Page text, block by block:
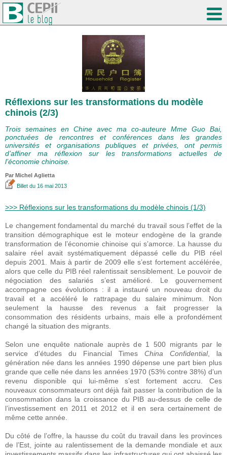
Réflexions sur les transformations du modèle
chinois (2/3)
Trois semaines en Chine avec ma co-auteure Mme Guo Bai,
ponctuées de rencontres et conférences dans les grandes
universités et organisations publiques et privées, ont permis
d’affiner ma réflexion sur les transformations actuelles de
l’économie chinoise.
Par Michel Aglietta
Billet du 16 mai 2013
>>> Réflexions sur les transformations du modèle chinois (1/3)
Le changement fondamental du marché du travail sous l’effet de la
transition démographique est le moteur endogène de la grande
transformation de l’économie chinoise qui s’amorce. La hausse du
salaire réel avait systématiquement dépassé celle du PIB réel
depuis 2001. Mais à partir de 2009 elle s’est fortement accélérée,
alors que celle du PIB réel ralentissait sensiblement. Le pouvoir de
négociation des salariés s’est amélioré. Le gouvernement
accompagne ces évolutions : il a instauré un nouveau droit du
travail et a accéléré le rattrapage du salaire minimum. Non
seulement la hausse des revenus a fait progresser la
consommation des résidents urbains, mais elle a profondément
changé la situation des migrants.
Selon une enquête nationale auprès de 1 500 migrants par le
service d’études du Financial Times China Confidential, la
génération née dans les années 1990 dépense une part bien plus
grande que celle née dans les années 1970 (53% contre 38%) d’un
revenu disponible qui lui-même s’est fortement accru. Ces
nouveaux consommateurs ont déjà fait passer la contribution de la
consommation dans la croissance du PIB au-dessus de celle de
l’investissement en 2011 et 2012 et il en sera certainement de
même cette année.
Du côté de l’offre, la hausse du coût du travail dans les provinces
de l’Est, jointe au ralentissement de la demande mondiale et aux